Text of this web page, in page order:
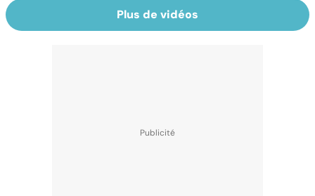
Plus de vidéos